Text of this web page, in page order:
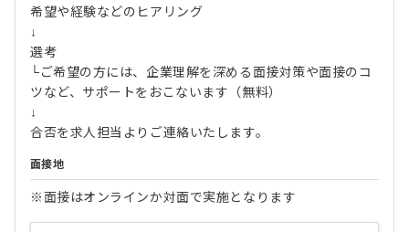
希望や経験などのヒアリング
↓
選考
└ご希望の方には、企業理解を深める面接対策や面接のコ
ツなど、サポートをおこないます（無料）
↓
合否を求人担当よりご連絡いたします。
面接地
※面接はオンラインか対面で実施となります